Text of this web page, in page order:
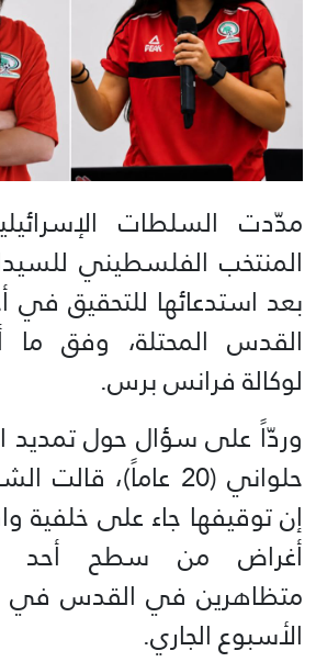
مدّدت السلطات
المنتخب الفلسطيني
بعد استدعائها للتحقيق
القدس المحتلة، وفق ما
لوكالة فرانس برس.
وردّاً على سؤال حول تمديد
حلواني (20 عاماً)،
إن توقيفها جاء على خلفية
أغراض من سطح أحد
متظاهرين في القدس
الأسبوع الجاري.